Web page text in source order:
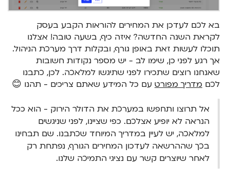
בא לכם לעדכן את המחירים להוראות הקבע בעסק
לקראת השנה החדשה? איזה כיף, בשעה טובה! אצלנו
תוכלו לעשות זאת באופן גורף, ובקלות דרך מערכת הניהול.
אך רגע לפני כן, שימו לב - יש מספר נקודות חשובות
שאנחנו רוצים שתכירו לפני שתיגשו למלאכה. לכן, כתבנו
לכם מדריך מפורט עם כל המידע שאתם צריכים - תהנו 😊
‍אל תרוצו ותחפשו במערכת את הדולר הירוק - הוא ככל
הנראה לא יופיע אצלכם. כפי שציינו, לפני שניגשים
למלאכה, יש לעיין במדריך המיוחד שכתבנו. שם תבחינו
בכך שההרשאה לעדכון המחירים הגורף, נפתחת רק
לאחר שיוצרים קשר עם נציגי התמיכה שלנו.